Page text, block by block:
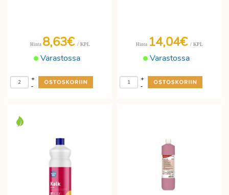
Varastossa
Hinta 8,63€ / KPL
-
+
Varastossa
Hinta 14,04€ / KPL
-
+